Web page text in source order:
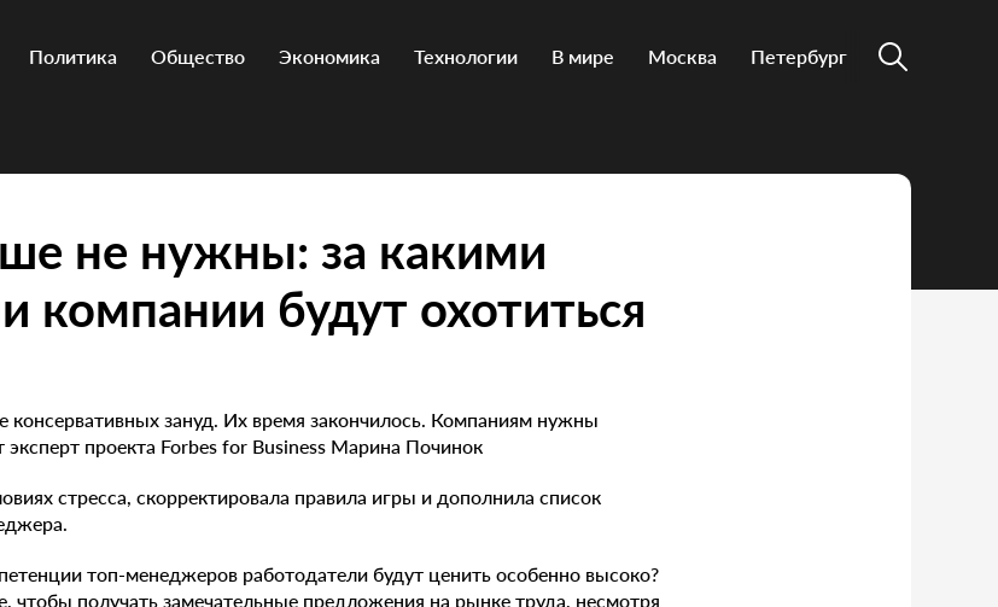
Политика Общество Экономика Технологии В мире Москва Петербург
не нужны: за какими
компании будут охотиться
консервативных зануд. Их время закончилось. Компаниям нужны
проекта Forbes for Business Марина Починок
стресса, скорректировала правила игры и дополнила список
топ-менеджеров работодатели будут ценить особенно высоко?
чтобы получать замечательные предложения на рынке труда, несмотря